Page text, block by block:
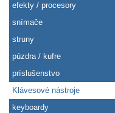
efekty / procesory
snímače
struny
púzdra / kufre
príslušenstvo
Klávesové nástroje
keyboardy